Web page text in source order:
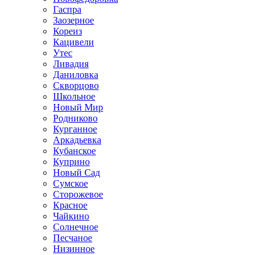
Гаспра
Заозерное
Кореиз
Кацивели
Утес
Ливадия
Даниловка
Скворцово
Школьное
Новый Мир
Родниково
Курганное
Аркадьевка
Кубанское
Куприно
Новый Сад
Сумское
Сторожевое
Красное
Чайкино
Солнечное
Песчаное
Низинное